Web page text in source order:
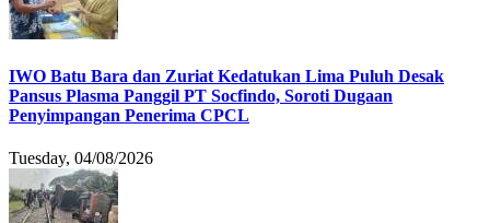
IWO Batu Bara dan Zuriat Kedatukan Lima Puluh Desak
Pansus Plasma Panggil PT Socfindo, Soroti Dugaan
Penyimpangan Penerima CPCL
Tuesday, 04/08/2026